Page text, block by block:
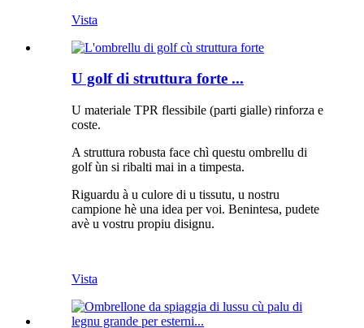
Vista
U golf di struttura forte ...
U materiale TPR flessibile (parti gialle) rinforza e
coste.
A struttura robusta face chì questu ombrellu di
golf ùn si ribalti mai in a timpesta.
Riguardu à u culore di u tissutu, u nostru
campione hè una idea per voi. Benintesa, pudete
avè u vostru propiu disignu.
Vista